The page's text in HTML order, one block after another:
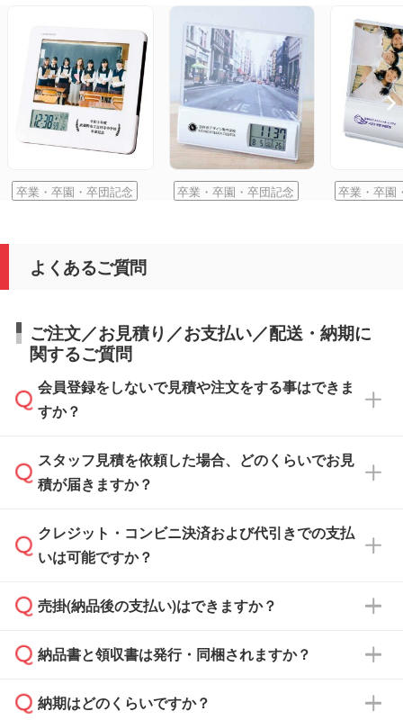
卒業・卒園・卒団記念 卒業・卒園・卒団記念 卒業・卒園
よくあるご質問
ご注文／お見積り／お支払い／配送・納期に
関するご質問
会員登録をしないで見積や注文をする事はできま
すか？
可能です。見積・注文フォームにて『ゲストの
まま進む』ボタンからお進みのうえ、ご依頼く
スタッフ見積を依頼した場合、どのくらいでお見
積が届きますか？
通常、翌営業日までにお送りしております。混
雑状況によっては、お時間をいただくこともご
依頼いただいた場合は、翌営業日以降のご連絡
クレジット・コンビニ決済および代引きでの支払
いは可能ですか？
銀行振込のみのご対応となります。
売掛(納品後の支払い)はできますか？
基本的には先入金をお願いしておりますが、自
どの場合は、月末締め翌月末払いに対応可能で
納品書と領収書は発行・同梱されますか？
納品書・領収書は ご依頼をいただいた場合の
納期はどのくらいですか？